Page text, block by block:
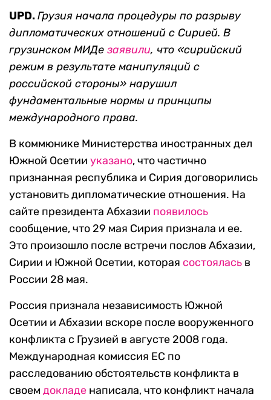
UPD.Грузия начала процедуры по разрыву
дипломатических отношений с Сирией. В
грузинском МИДе заявили, что «сирийский
режим в результате манипуляций с
российской стороны» нарушил
фундаментальные нормы и принципы
международного права.
В коммюнике Министерства иностранных дел
Южной Осетии указано, что частично
признанная республика и Сирия договорились
установить дипломатические отношения. На
сайте президента Абхазии появилось
сообщение, что 29 мая Сирия признала и ее.
Это произошло после встречи послов Абхазии,
Сирии и Южной Осетии, которая состоялась в
России 28 мая.
Россия признала независимость Южной
Осетии и Абхазии вскоре после вооруженного
конфликта с Грузией в августе 2008 года.
Международная комиссия ЕС по
расследованию обстоятельств конфликта в
своем докладе написала, что конфликт начала